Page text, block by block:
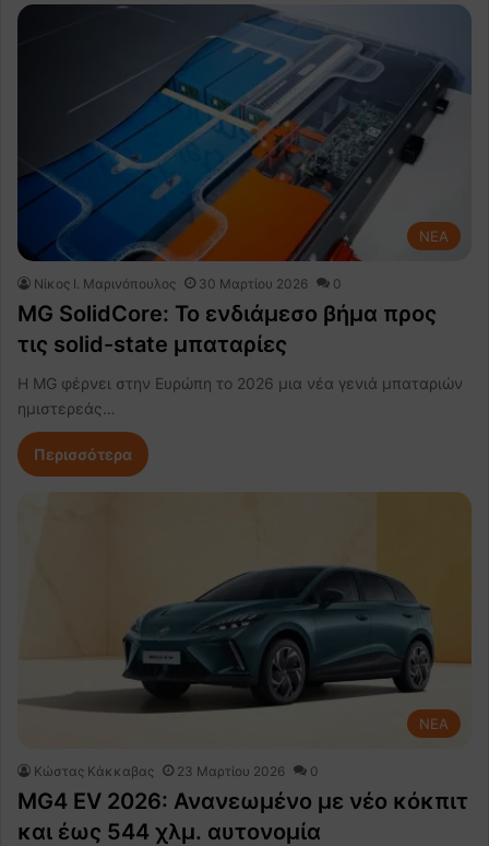
NEA
Nίκος Ι. Mαρινόπουλος 30 Μαρτίου 2026 0
MG SolidCore: Το ενδιάμεσο βήμα προς
τις solid-state μπαταρίες
Η MG φέρνει στην Ευρώπη το 2026 μια νέα γενιά μπαταριών
ημιστερεάς…
Περισσότερα
NEA
Κώστας Κάκκαβας 23 Μαρτίου 2026 0
MG4 EV 2026: Ανανεωμένο με νέο κόκπιτ
και έως 544 χλμ. αυτονομία